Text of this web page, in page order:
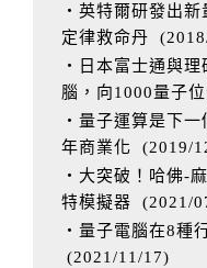
‧英特爾研發出新
定律救命丹 (
‧日本富士通與理
腦，向1000量子
‧量子運算是下一
年商業化 (2019/
‧大突破！哈佛-
特模擬器 (2021/
‧量子電腦在8種
(2021/11/17)